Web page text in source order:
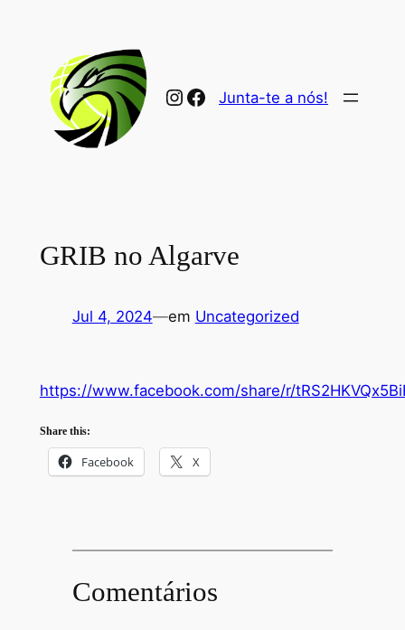
conteúdo
Instagram
Facebook
Junta-te a nós!
GRIB no Algarve
Jul 4, 2024—em Uncategorized
https://www.facebook.com/share/r/
Share this:
Facebook X
Comentários